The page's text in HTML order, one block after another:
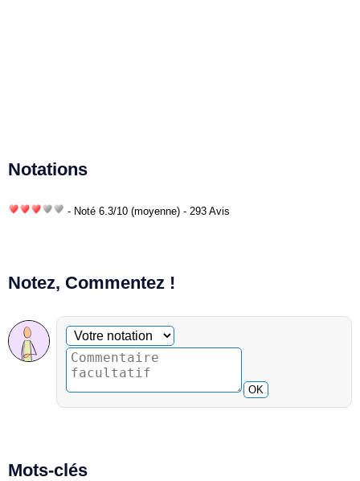
Notations
- Noté 6.3/10 (moyenne) - 293 Avis
Notez, Commentez !
Commentaire facultatif
Votre notation
OK
Mots-clés